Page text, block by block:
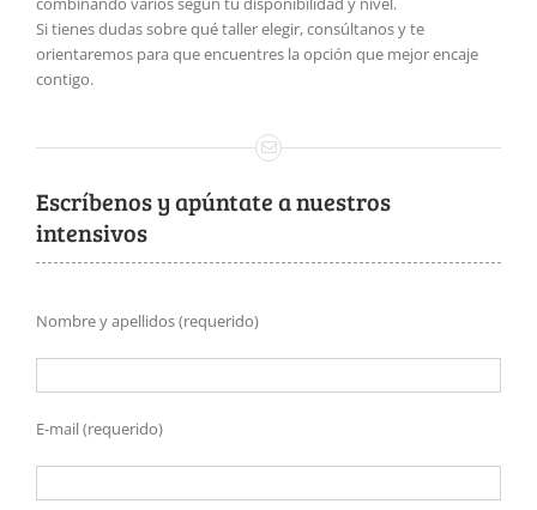
Si tienes dudas sobre qué taller elegir, consúltanos y te
orientaremos para que encuentres la opción que mejor encaje
contigo.
Escríbenos y apúntate a nuestros
intensivos
Nombre y apellidos (requerido)
E-mail (requerido)